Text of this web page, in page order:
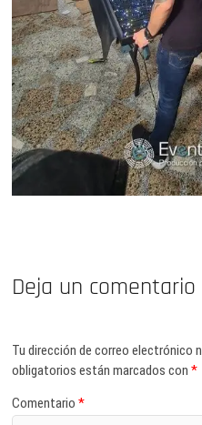
Deja un comentario
Tu dirección de correo electrónico
obligatorios están marcados con*
Comentario*